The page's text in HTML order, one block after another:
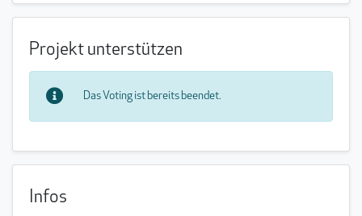
Projekt unterstützen
Das Voting ist bereits beendet.
Infos